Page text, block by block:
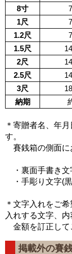
8寸
1尺
1.2尺
1.5尺
2尺
2.5尺
3尺
納期
＊寄贈者名、年
す。
賽銭箱の側面に
・裏面手書き文
・手彫り文字(黒
＊文字入れをご
入れする文字、内
金額を訂正して
掲載外の賽